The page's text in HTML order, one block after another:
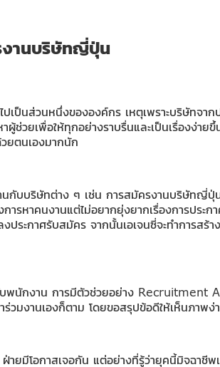
านบริษัทญี่ปุ่น
ป็นส่วนหนึ่งขององค์กร เหตุเพราะบริษัทจา
วยเพื่อให้ทุกอย่างราบรื่นและเป็นเรื่องง่า
ยตนเองมากนัก
บบริษัทต่าง ๆ เช่น การสมัครงานบริษัทญี่ปุ่น
ารหาคนงานแต่ไม่อยากยุ่งยากเรื่องการปร
ประกาศรับสมัคร จากนั้นเอเจนซี่จะทำการส
นักงาน การมีตัวช่วยอย่าง Recruitment
มงานเองก็ตาม โดยขอสรุปข้อดีให้เห็นภาพ
ยมีโอกาสเจอกัน แต่อย่างที่รู้ว่ายุคนี้มิจฉาชี